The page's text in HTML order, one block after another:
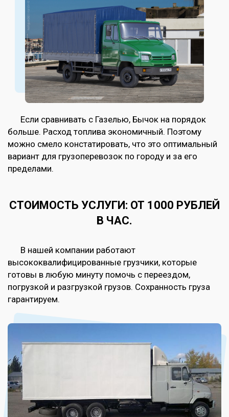
Если сравнивать с Газелью, Бычок на порядок
больше. Расход топлива экономичный. Поэтому
можно смело констатировать, что это оптимальный
вариант для грузоперевозок по городу и за его
пределами.
СТОИМОСТЬ УСЛУГИ: ОТ 1000 РУБЛЕЙ
В ЧАС.
В нашей компании работают
высококвалифицированные грузчики, которые
готовы в любую минуту помочь с переездом,
погрузкой и разгрузкой грузов. Сохранность груза
гарантируем.